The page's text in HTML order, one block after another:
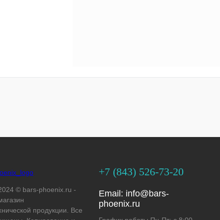
© bars-phoenix.ru -
продукции. Все
+7 (843) 526-73-20
Email: info@bars-
phoenix.ru